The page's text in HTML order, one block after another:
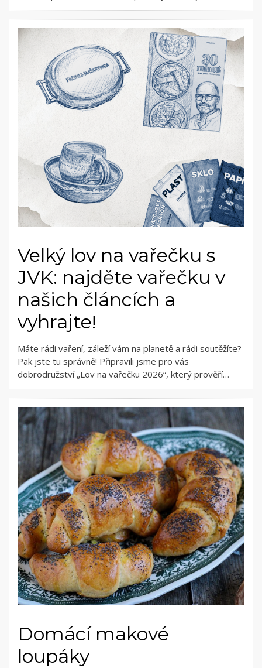
Velký lov na vařečku s
JVK: najděte vařečku v
našich článcích a
vyhrajte!
Máte rádi vaření, záleží vám na planetě a rádi soutěžíte?
Pak jste tu správně! Připravili jsme pro vás
dobrodružství „Lov na vařečku 2026“, který prověří…
Domácí makové
loupáky